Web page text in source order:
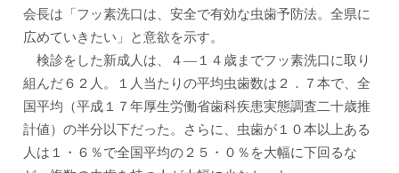
会長は「フッ素洗口は、安全で有効な虫歯予防法。全県に
広めていきたい」と意欲を示す。
検診をした新成人は、４—１４歳までフッ素洗口に取り
組んだ６２人。１人当たりの平均虫歯数は２．７本で、全
国平均（平成１７年厚生労働省歯科疾患実態調査二十歳推
計値）の半分以下だった。さらに、虫歯が１０本以上ある
人は１・６％で全国平均の２５・０％を大幅に下回るな